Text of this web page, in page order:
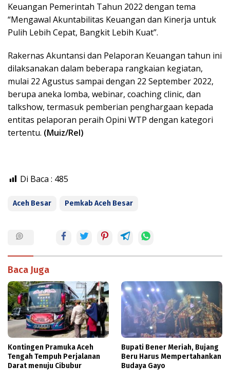
Keuangan Pemerintah Tahun 2022 dengan tema
“Mengawal Akuntabilitas Keuangan dan Kinerja untuk
Pulih Lebih Cepat, Bangkit Lebih Kuat”.
Rakernas Akuntansi dan Pelaporan Keuangan tahun ini
dilaksanakan dalam beberapa rangkaian kegiatan,
mulai 22 Agustus sampai dengan 22 September 2022,
berupa aneka lomba, webinar, coaching clinic, dan
talkshow, termasuk pemberian penghargaan kepada
entitas pelaporan peraih Opini WTP dengan kategori
tertentu. (Muiz/Rel)
Di Baca : 485
Aceh Besar Pemkab Aceh Besar
Baca Juga
Kontingen Pramuka Aceh
Tengah Tempuh Perjalanan
Darat menuju Cibubur
Bupati Bener Meriah, Bujang
Beru Harus Mempertahankan
Budaya Gayo